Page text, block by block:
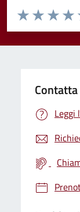
Valuta da 1 a 5
Valuta
Valuta 2
Valuta 1 stelle
Leggi